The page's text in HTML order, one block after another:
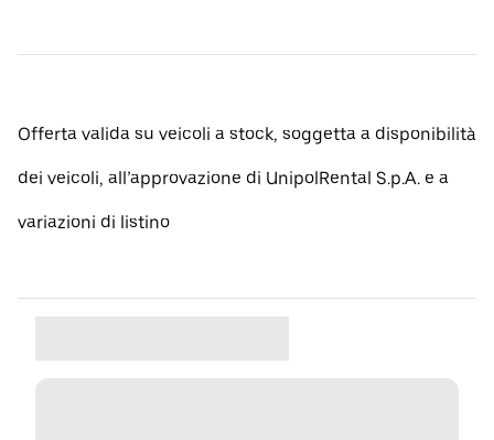
Offerta valida su veicoli a stock, soggetta a disponibilità
dei veicoli, all’approvazione di UnipolRental S.p.A. e a
variazioni di listino